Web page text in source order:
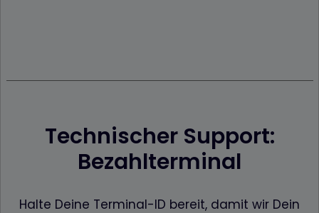
Technischer Support:
Bezahlterminal
Halte Deine Terminal-ID bereit, damit wir Dein